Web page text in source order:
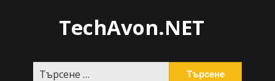
TechAvon.NET